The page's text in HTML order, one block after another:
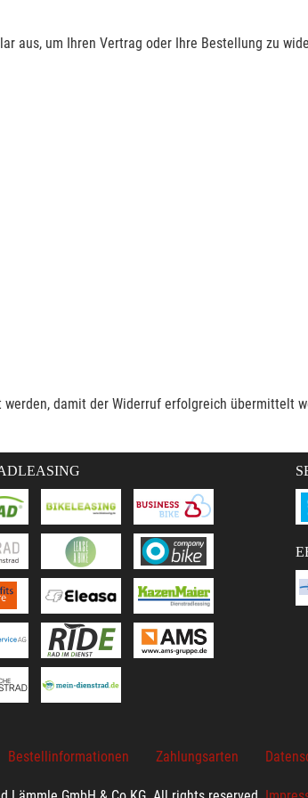
aus, um Ihren Vertrag oder Ihre Bestellung zu
damit der Widerruf erfolgreich übermittelt
Bestellinformationen Zahlungsarten